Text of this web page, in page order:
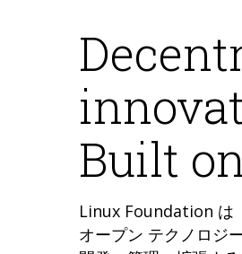
Built
Linux Foundation は
オープン テクノロジ